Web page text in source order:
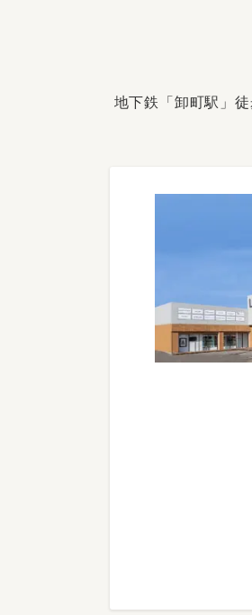
地下鉄「卸町駅」